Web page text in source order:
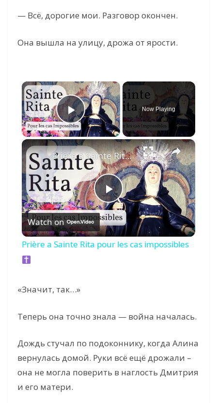
— Всё, дорогие мои. Разговор окончен.
Она вышла на улицу, дрожа от ярости.
×
Play Video
Now Playing
×
P
l
V
i
d
Prière a Sainte Rita pour les cas impossibles
Watch on
Prière a Sainte Rita pour les cas impossibles
«Значит, так…»
Теперь она точно знала — война началась.
Дождь стучал по подоконнику, когда Алина
вернулась домой. Руки всё ещё дрожали –
она не могла поверить в наглость Дмитрия
и его матери.